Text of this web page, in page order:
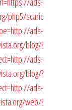
php5/scaric
ads-
blog/?
ads-
blog/?
ads-
web/?